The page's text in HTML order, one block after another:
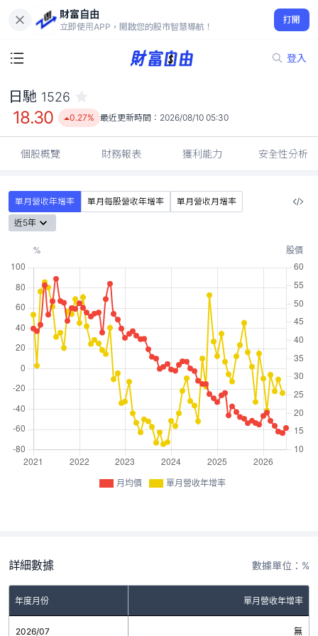
財富自由
立即使用APP，開啟您的股市智慧導航！
打開
登入
18.30
0.27%
日馳 1526
18.30 0.27% 最近更新時間： 2026/08/10 05:30
個股概覽 財務報表 獲利能力 安全性分析
單月營收年增率 單月每股營收年增率
單月營收月增率
近5年
月均價 單月營收年增率
詳細數據 數據單位：%
年度月份 單月營收年增率
2026/07 無